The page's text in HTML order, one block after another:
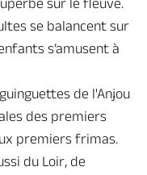
sur le fleuve.
se balancent sur
s’amusent à
de l'Anjou
des premiers
premiers frimas.
du Loir, de